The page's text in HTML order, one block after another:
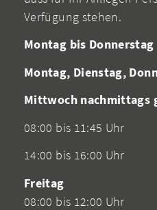
Verfügung stehen.
Montag bis Donnerstag
Montag, Dienstag,
Mittwoch nachmittags
08:00 bis 11:45 Uhr
14:00 bis 16:00 Uhr
Freitag
08:00 bis 12:00 Uhr